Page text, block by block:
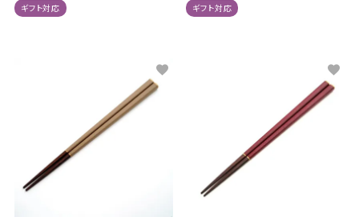
ギフト対応 ギフト対応